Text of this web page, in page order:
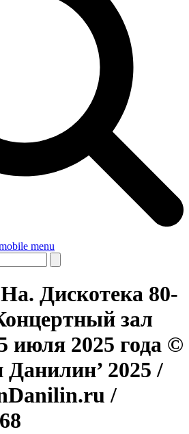
menu
Дискотека 80-
зал
2025 года ©
2025 /
/